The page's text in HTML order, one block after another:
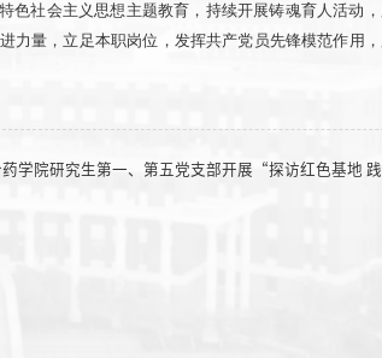
社会主义思想主题教育，持续开展铸魂育人活动
力量，立足本职岗位，发挥共产党员先锋模范作用
学院研究生第一、第五党支部开展“探访红色基地